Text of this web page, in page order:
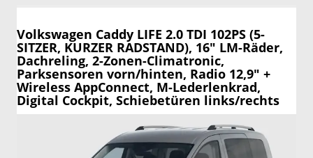
Volkswagen Caddy LIFE 2.0 TDI 102PS (5-
SITZER, KURZER RADSTAND), 16" LM-Räder,
Dachreling, 2-Zonen-Climatronic,
Parksensoren vorn/hinten, Radio 12,9" +
Wireless AppConnect, M-Lederlenkrad,
Digital Cockpit, Schiebetüren links/rechts